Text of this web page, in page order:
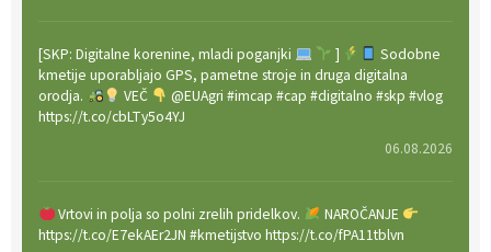
[SKP: Digitalne korenine, mladi poganjki ]
Sodobne
kmetije uporabljajo GPS, pametne stroje in druga digitalna
orodja.
VEČ
@EUAgri #imcap #cap #digitalno #skp #vlog
https://t.co/cbLTy5o4YJ
06.08.2026
Vrtovi in polja so polni zrelih pridelkov.
NAROČANJE
https://t.co/E7ekAEr2JN #kmetijstvo https://t.co/fPA11tblvn